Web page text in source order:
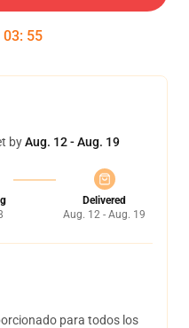
03: 54
byAug. 12 - Aug. 19
Delivered
Aug. 12 - Aug. 19
para todos los